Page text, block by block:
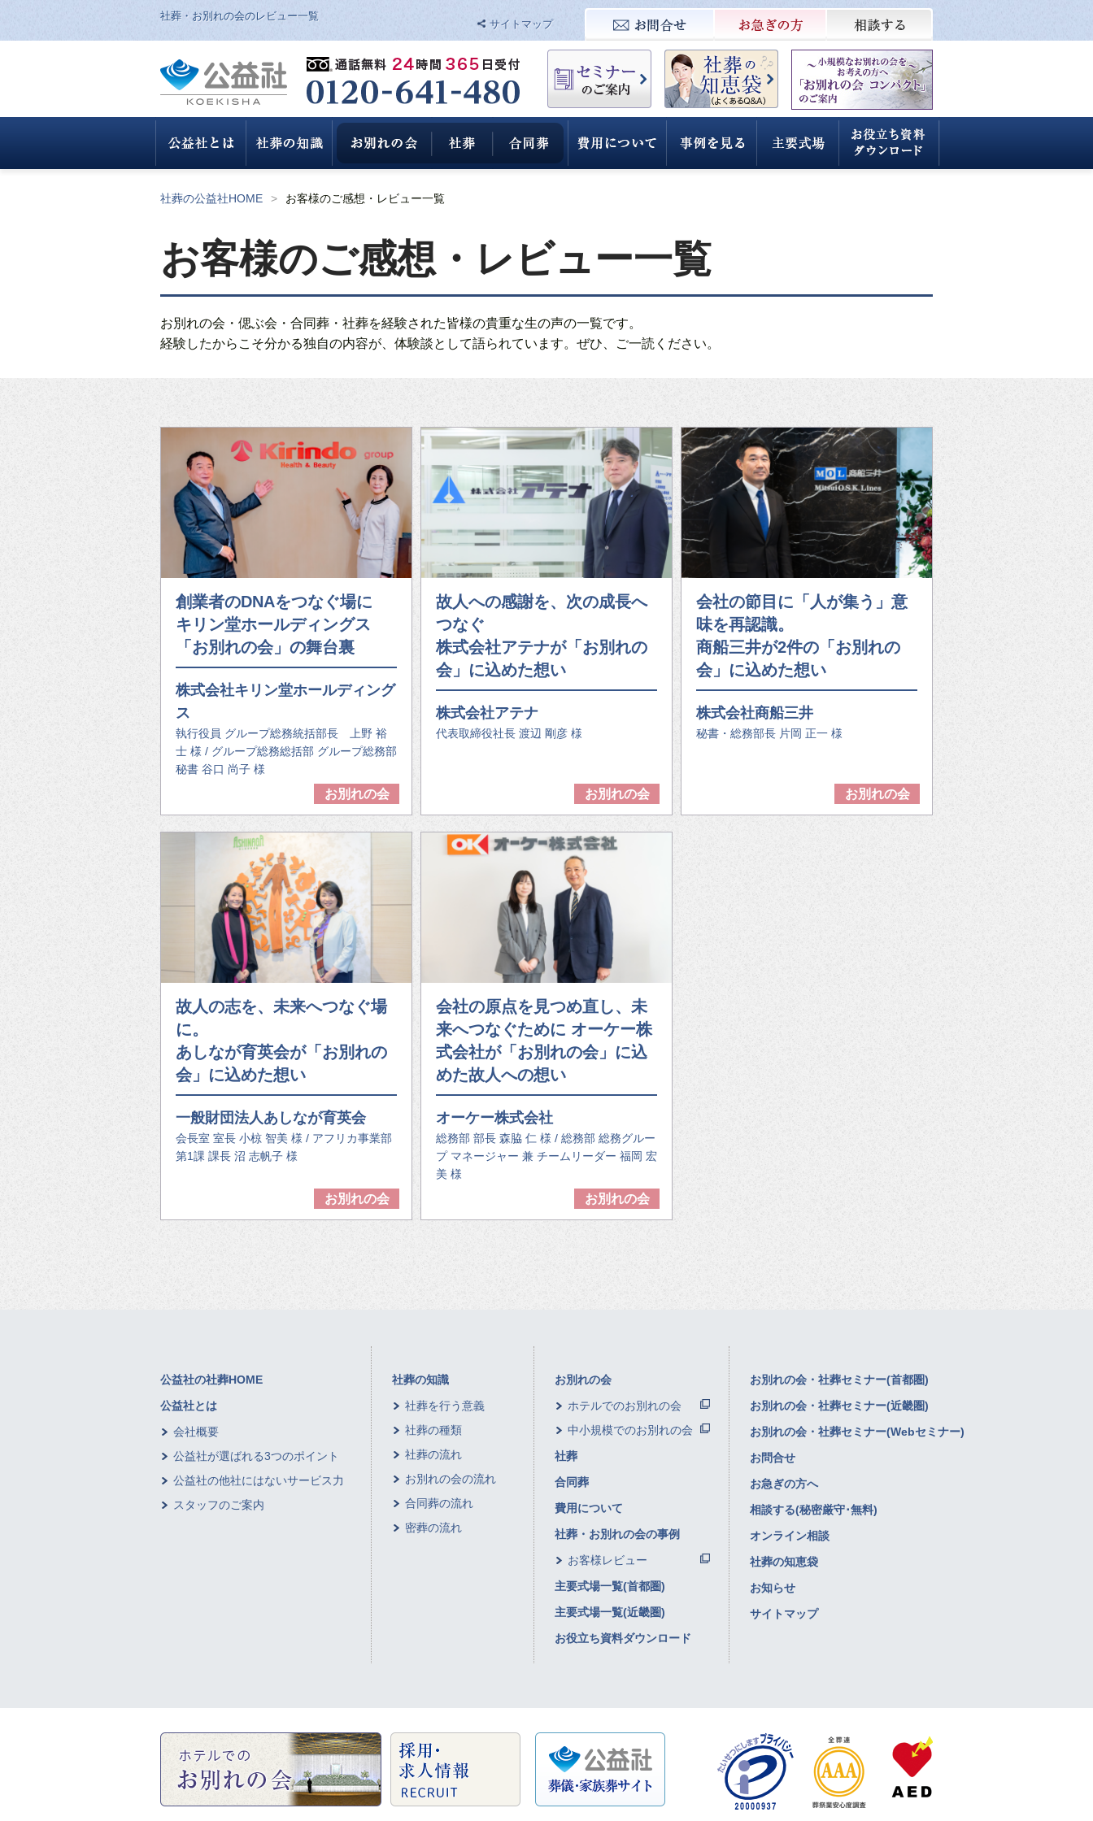
社葬・お別れの会のレビュー一覧
サイトマップ
社葬の公益社HOME お客様のご感想・レビュー一覧
お客様のご感想・レビュー一覧
お別れの会・偲ぶ会・合同葬・社葬を経験された皆様の貴重な生の声の一覧です。
経験したからこそ分かる独自の内容が、体験談として語られています。ぜひ、ご一読ください。
創業者のDNAをつなぐ場に
キリン堂ホールディングス
「お別れの会」の舞台裏
株式会社キリン堂ホールディング
ス
執行役員 グループ総務統括部長 上野 裕
士 様 / グループ総務総括部 グループ総務部
秘書 谷口 尚子 様
お別れの会
故人への感謝を、次の成長へ
つなぐ
株式会社アテナが「お別れの
会」に込めた想い
株式会社アテナ
代表取締役社長 渡辺 剛彦 様
お別れの会
会社の節目に「人が集う」意
味を再認識。
商船三井が2件の「お別れの
会」に込めた想い
株式会社商船三井
秘書・総務部長 片岡 正一 様
お別れの会
故人の志を、未来へつなぐ場
に。
あしなが育英会が「お別れの
会」に込めた想い
一般財団法人あしなが育英会
会長室 室長 小椋 智美 様 / アフリカ事業部
第1課 課長 沼 志帆子 様
お別れの会
会社の原点を見つめ直し、未
来へつなぐために オーケー株
式会社が「お別れの会」に込
めた故人への想い
オーケー株式会社
総務部 部長 森脇 仁 様 / 総務部 総務グルー
プ マネージャー 兼 チームリーダー 福岡 宏
美 様
お別れの会
公益社の社葬HOME
公益社とは
会社概要
公益社が選ばれる3つのポイント
公益社の他社にはないサービス力
スタッフのご案内
社葬の知識
社葬を行う意義
社葬の種類
社葬の流れ
お別れの会の流れ
合同葬の流れ
密葬の流れ
お別れの会
ホテルでのお別れの会
中小規模でのお別れの会
社葬
合同葬
費用について
社葬・お別れの会の事例
お客様レビュー
主要式場一覧(首都圏)
主要式場一覧(近畿圏)
お役立ち資料ダウンロード
お別れの会・社葬セミナー(首都圏)
お別れの会・社葬セミナー(近畿圏)
お別れの会・社葬セミナー(Webセミナー)
お問合せ
お急ぎの方へ
相談する(秘密厳守･無料)
オンライン相談
社葬の知恵袋
お知らせ
サイトマップ